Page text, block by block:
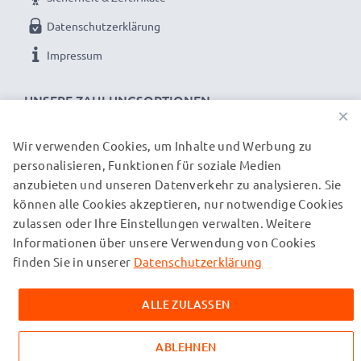
UNSERE ZAHLUNGSOPTIONEN
Datenschutzerklärung
Impressum
UNSERE VERSANDPARTNER
© subtel.ch 2026
Alle Preise verstehen sich inklusive Mehrwertsteuer und
zuzüglich Versandkosten. Bitte beachten Sie, dass alle
Inhaber sind und ausschließlich zur Information über unsere
Produkte auf unseren Webseiten genannt werden.
×
Wir verwenden Cookies, um Inhalte und Werbung zu
personalisieren, Funktionen für soziale Medien
anzubieten und unseren Datenverkehr zu analysieren. Sie
können alle Cookies akzeptieren, nur notwendige Cookies
zulassen oder Ihre Einstellungen verwalten. Weitere
Informationen über unsere Verwendung von Cookies
finden Sie in unserer Datenschutzerklärung
ALLE ZULASSEN
ABLEHNEN